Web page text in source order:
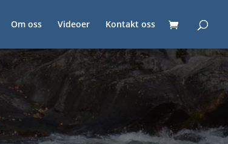
Om oss Videoer Kontakt oss